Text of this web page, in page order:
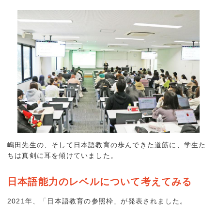
嶋田先生の、そして日本語教育の歩んできた道筋に、学生た
ちは真剣に耳を傾けていました。
日本語能力のレベルについて考えてみる
2021年、「日本語教育の参照枠」が発表されました。